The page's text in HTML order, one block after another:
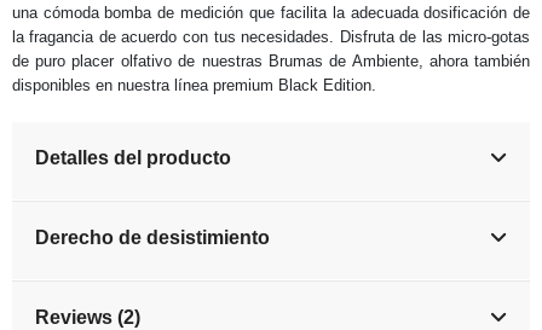
una cómoda bomba de medición que facilita la adecuada dosificación de
la fragancia de acuerdo con tus necesidades. Disfruta de las micro-gotas
de puro placer olfativo de nuestras Brumas de Ambiente, ahora también
disponibles en nuestra línea premium Black Edition.
Detalles del producto
Derecho de desistimiento
Reviews (2)